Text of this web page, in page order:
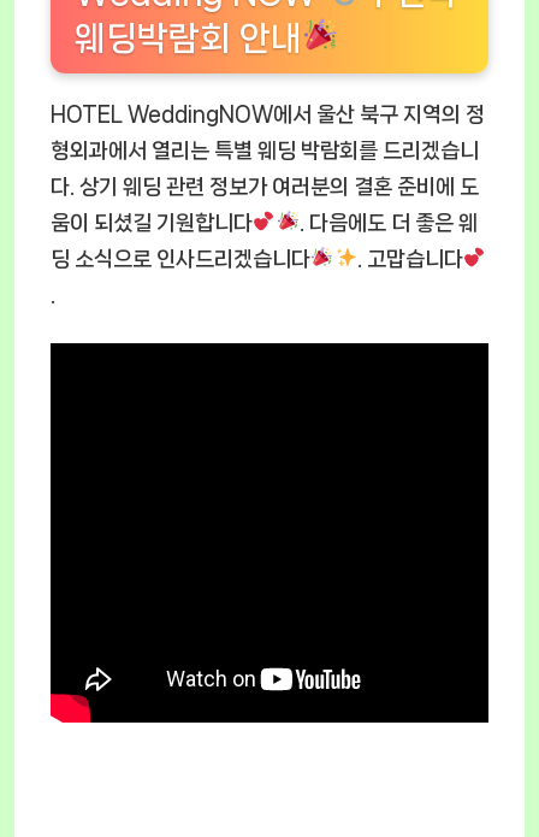
웨딩박람회 안내
HOTEL WeddingNOW에서 울산 북구 지역의 정
형외과에서 열리는 특별 웨딩 박람회를 드리겠습니
다. 상기 웨딩 관련 정보가 여러분의 결혼 준비에 도
움이 되셨길 기원합니다
. 다음에도 더 좋은 웨
딩 소식으로 인사드리겠습니다
. 고맙습니다